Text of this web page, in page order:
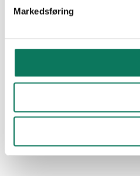
Markedsføring